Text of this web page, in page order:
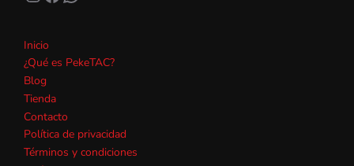
Inicio
¿Qué es PekeTAC?
Blog
Tienda
Contacto
Política de privacidad
Términos y condiciones